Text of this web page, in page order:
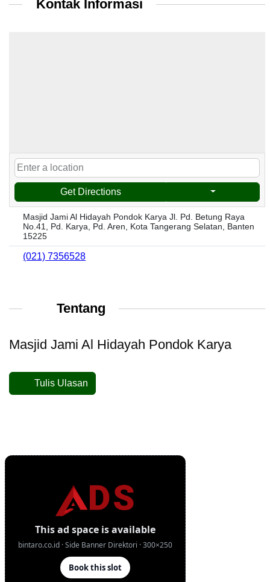
Kontak Informasi
Get Directions
Masjid Jami Al Hidayah Pondok Karya Jl. Pd. Betung Raya
No.41, Pd. Karya, Pd. Aren, Kota Tangerang Selatan, Banten
15225
(021) 7356528
Tentang
Masjid Jami Al Hidayah Pondok Karya
Tulis Ulasan